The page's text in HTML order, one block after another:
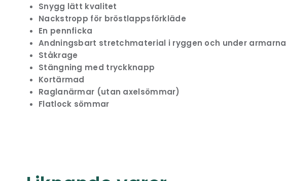
Snygg lätt kvalitet
Nackstropp för bröstlappsförkläde
En pennficka
Andningsbart stretchmaterial i ryggen och under armarna
Ståkrage
Stängning med tryckknapp
Kortärmad
Raglanärmar (utan axelsömmar)
Flatlock sömmar